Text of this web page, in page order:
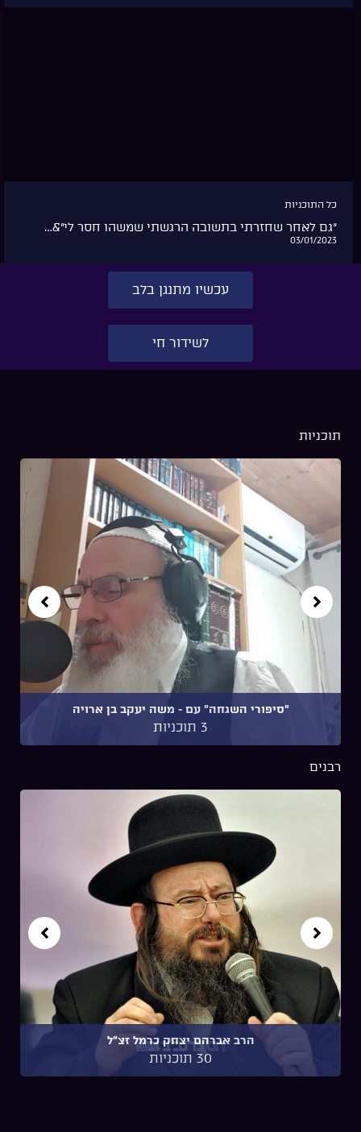
כל התוכניות
“גם לאחר שחזרתי בתשובה הרגשתי שמשהו חסר לי”&…
03/01/2023
עכשיו מתנגן בלב
לשידור חי
תוכניות
"סיפורי השגחה" עם ~ משה יעקב בן ארויה
3 תוכניות
רבנים
הרב אברהם יצחק כרמל זצ"ל
30 תוכניות